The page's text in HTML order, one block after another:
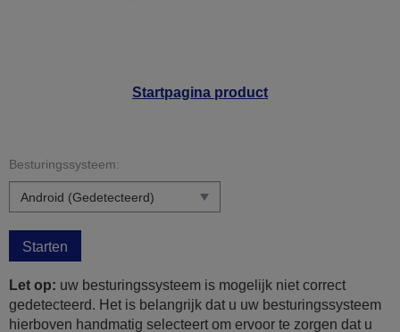
Startpagina product
Besturingssysteem:
Starten
Let op: uw besturingssysteem is mogelijk niet correct
gedetecteerd. Het is belangrijk dat u uw besturingssysteem
hierboven handmatig selecteert om ervoor te zorgen dat u